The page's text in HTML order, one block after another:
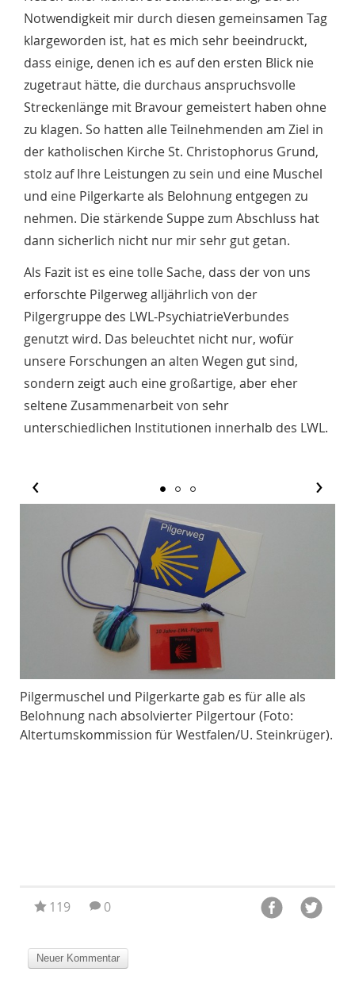
Notwendigkeit mir durch diesen gemeinsamen Tag
klargeworden ist, hat es mich sehr beeindruckt,
dass einige, denen ich es auf den ersten Blick nie
zugetraut hätte, die durchaus anspruchsvolle
Streckenlänge mit Bravour gemeistert haben ohne
zu klagen. So hatten alle Teilnehmenden am Ziel in
der katholischen Kirche St. Christophorus Grund,
stolz auf Ihre Leistungen zu sein und eine Muschel
und eine Pilgerkarte als Belohnung entgegen zu
nehmen. Die stärkende Suppe zum Abschluss hat
dann sicherlich nicht nur mir sehr gut getan.
Als Fazit ist es eine tolle Sache, dass der von uns
erforschte Pilgerweg alljährlich von der
Pilgergruppe des LWL-PsychiatrieVerbundes
genutzt wird. Das beleuchtet nicht nur, wofür
unsere Forschungen an alten Wegen gut sind,
sondern zeigt auch eine großartige, aber eher
seltene Zusammenarbeit von sehr
unterschiedlichen Institutionen innerhalb des LWL.
Pilgermuschel und Pilgerkarte gab es für alle als
Belohnung nach absolvierter Pilgertour (Foto:
Altertumskommission für Westfalen/U. Steinkrüger).
‹ ›
119 0